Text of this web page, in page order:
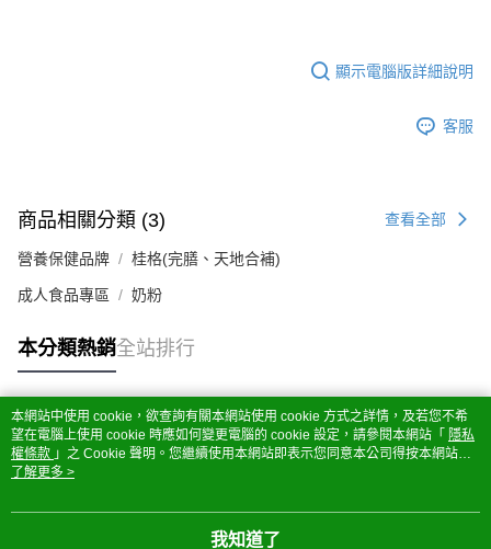
顯示電腦版詳細說明
客服
商品相關分類 (3) 查看全部
營養保健品牌 桂格(完膳、天地合補)
成人食品專區 奶粉
本分類熱銷全站排行
熱門標籤
本網站中使用 cookie，欲查詢有關本網站使用 cookie 方式之詳情，及若您不希
望在電腦上使用 cookie 時應如何變更電腦的 cookie 設定，請參閱本網站「 隱私
權條款 」之 Cookie 聲明。您繼續使用本網站即表示您同意本公司得按本網站使
用條款之 Cookie 聲明使用 cookie。
了解更多 >
我知道了